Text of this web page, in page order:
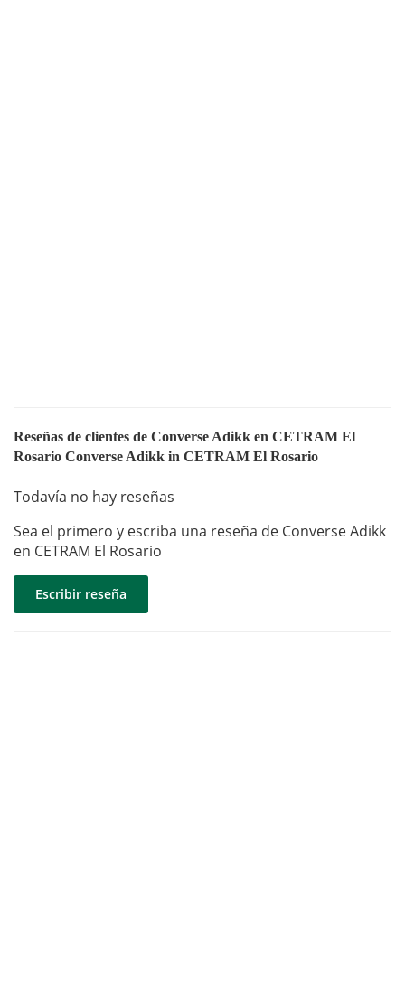
Reseñas de clientes de Converse Adikk en CETRAM El
Rosario Converse Adikk in CETRAM El Rosario
Todavía no hay reseñas
Sea el primero y escriba una reseña de Converse Adikk
en CETRAM El Rosario
Escribir reseña